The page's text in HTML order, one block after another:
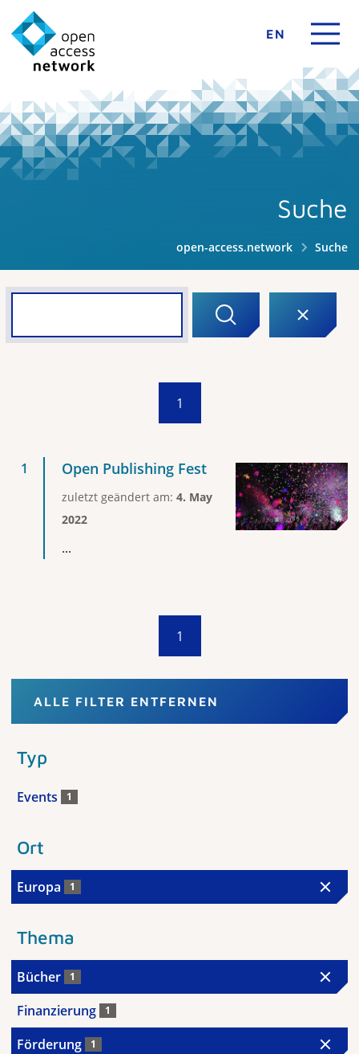
EN
Suche
open-access.network Suche
1
Open Publishing Fest
zuletzt geändert am: 4. May
2022
...
1
ALLE FILTER ENTFERNEN
Typ
Events 1
Ort
Europa 1
Thema
Bücher 1
Finanzierung 1
Förderung 1